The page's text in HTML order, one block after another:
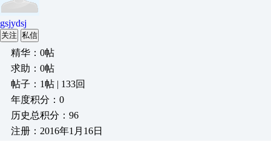
gsjydsj
关注 私信
精华：0帖
求助：0帖
帖子：1帖 | 133回
年度积分：0
历史总积分：96
注册：2016年1月16日